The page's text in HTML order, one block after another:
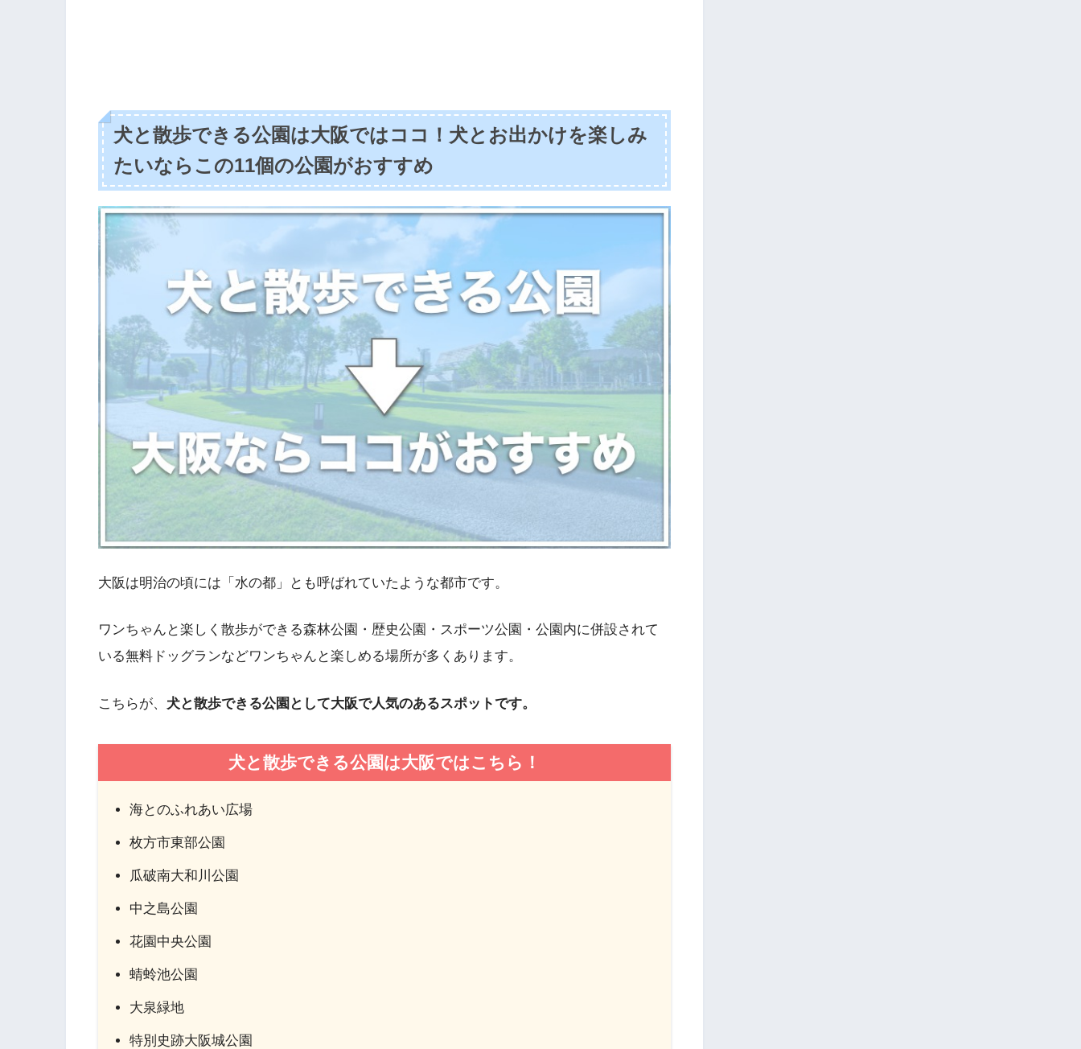
犬と散歩できる公園は大阪ではココ！犬とお出かけを楽しみ
たいならこの11個の公園がおすすめ
大阪は明治の頃には「水の都」とも呼ばれていたような都市です。
ワンちゃんと楽しく散歩ができる森林公園・歴史公園・スポーツ公園・公園内に併設されて
いる無料ドッグランなどワンちゃんと楽しめる場所が多くあります。
こちらが、 犬と散歩できる公園として大阪で人気のあるスポットです。
犬と散歩できる公園は大阪ではこちら！
海とのふれあい広場
枚方市東部公園
瓜破南大和川公園
中之島公園
花園中央公園
蜻蛉池公園
大泉緑地
特別史跡大阪城公園